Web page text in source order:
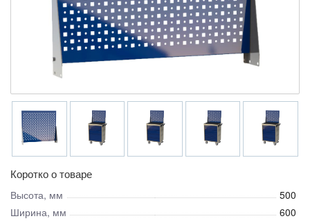
Коротко о товаре
Высота, мм
500
Ширина, мм
600